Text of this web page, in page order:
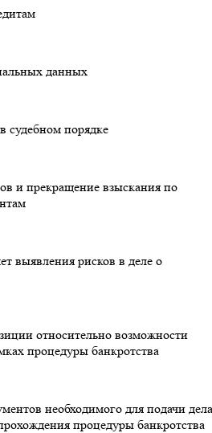
данных
судебном порядке
и прекращение взыскания по
выявления рисков в деле о
относительно возможности
процедуры банкротства
необходимого для подачи дела
процедуры банкротства